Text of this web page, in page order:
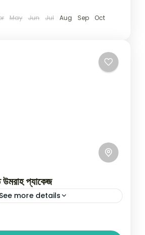
May Jun Jul Aug Sep
Oct
উমরাহ প্যাকেজ
See more details
সময় কাটুক পবিত্র হারামাইন এ সাশ্রয়ী
জিলহজ্জ গ্রুপ বাংলাদেশ হজ্জ ও ওমরাহ